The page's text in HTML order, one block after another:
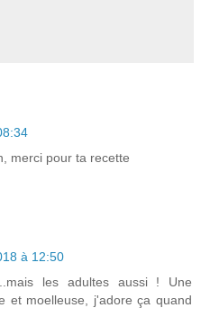
merci pour ta recette
à 12:50
les adultes aussi ! Une
et moelleuse, j'adore ça quand